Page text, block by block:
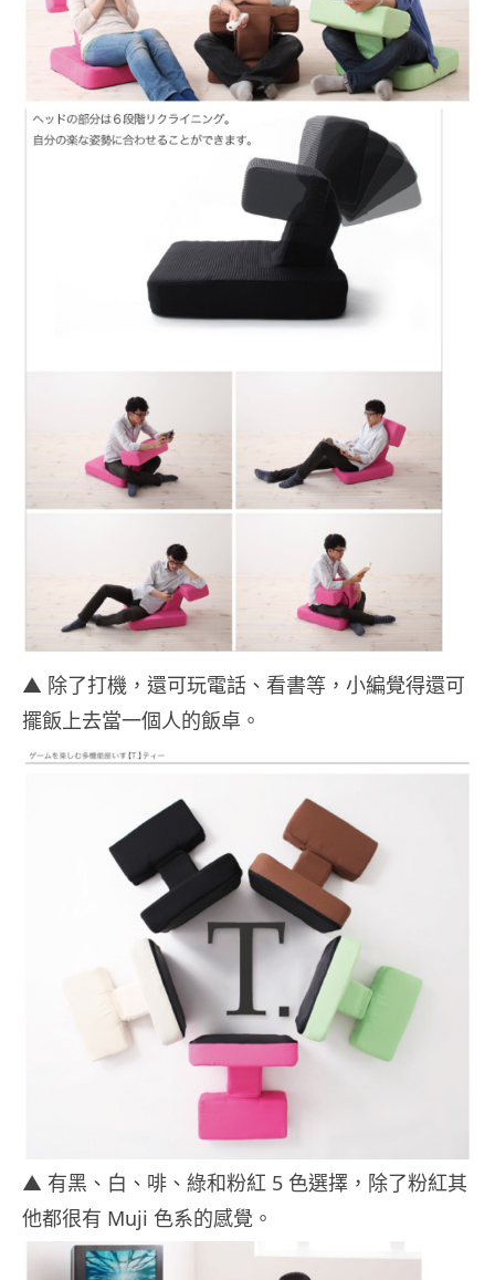
▲ 除了打機，還可玩電話、看書等，小編覺得還可
擺飯上去當一個人的飯卓。
▲ 有黑、白、啡、綠和粉紅 5 色選擇，除了粉紅其
他都很有 Muji 色系的感覺。